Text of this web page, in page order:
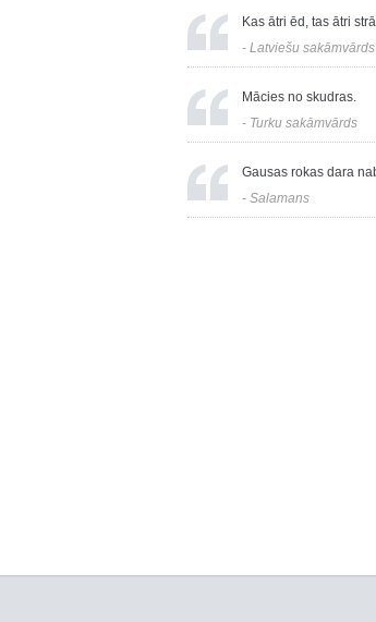
Kas ātri ēd, tas ātri
- Latviešu sakāmvārds
Mācies no skudras.
- Turku sakāmvārds
Gausas rokas dara
- Salamans